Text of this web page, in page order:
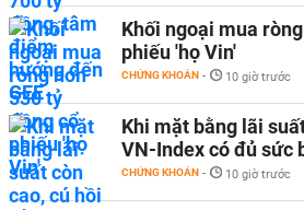
Khối ngoại mua
phiếu 'họ Vin'
CHỨNG KHOÁN - 10 giờ trước
Khi mặt bằng lãi
VN-Index có đủ sức
CHỨNG KHOÁN - 10 giờ trước